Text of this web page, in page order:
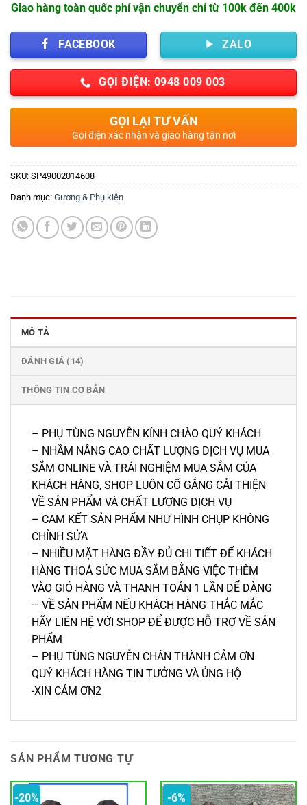
Giao hàng toàn quốc phí vận chuyển chỉ từ 100k đến 400k
FACEBOOK ZALO
GỌI ĐIỆN: 0948 009 003
GỌI LẠI TƯ VẤN
Gọi điện xác nhận và giao hàng tận nơi
SKU: SP49002014608
Danh mục: Gương & Phụ kiện
MÔ TẢ
ĐÁNH GIÁ (14)
THÔNG TIN CƠ BẢN
– PHỤ TÙNG NGUYỄN KÍNH CHÀO QUÝ KHÁCH
– NHẦM NÂNG CAO CHẤT LƯỢNG DỊCH VỤ MUA
SẮM ONLINE VÀ TRẢI NGHIỆM MUA SẮM CỦA
KHÁCH HÀNG, SHOP LUÔN CỐ GẮNG CẢI THIỆN
VỀ SẢN PHẨM VÀ CHẤT LƯỢNG DỊCH VỤ
– CAM KẾT SẢN PHẨM NHƯ HÌNH CHỤP KHÔNG
CHỈNH SỬA
– NHIỀU MẶT HÀNG ĐẦY ĐỦ CHI TIẾT ĐỂ KHÁCH
HÀNG THOẢ SỨC MUA SẮM BẰNG VIỆC THÊM
VÀO GIỎ HÀNG VÀ THANH TOÁN 1 LẦN DỂ DÀNG
– VỀ SẢN PHẨM NẾU KHÁCH HÀNG THẮC MẮC
HÃY LIÊN HỆ VỚI SHOP ĐỂ ĐƯỢC HỖ TRỢ VỀ SẢN
PHẨM
– PHỤ TÙNG NGUYỄN CHÂN THÀNH CẢM ƠN
QUÝ KHÁCH HÀNG TIN TƯỞNG VÀ ỦNG HỘ
-XIN CẢM ƠN2
SẢN PHẨM TƯƠNG TỰ
-20% -6%